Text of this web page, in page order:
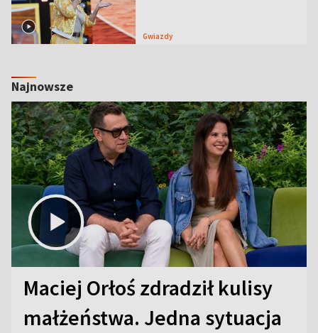
Gwiazdy
Najnowsze
Maciej Orłoś zdradził kulisy
małżeństwa. Jedna sytuacja